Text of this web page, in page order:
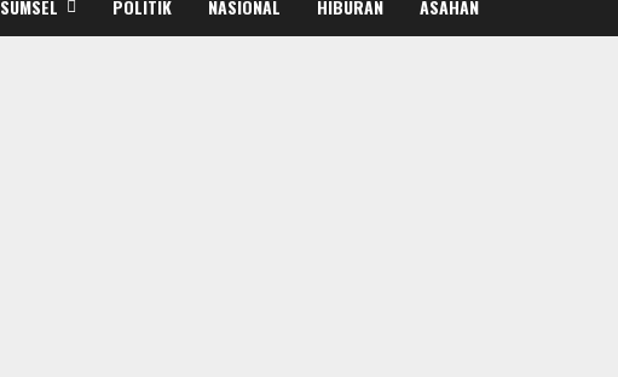
SUMSEL POLITIK NASIONAL HIBURAN ASAHAN